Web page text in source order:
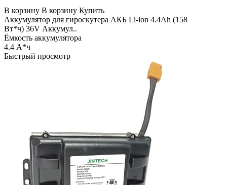
В корзину В корзину Купить
Аккумулятор для гироскутера АКБ Li-ion 4.4Ah (158
Вт*ч) 36V Аккумул..
Ёмкость аккумулятора
4.4 А*ч
Быстрый просмотр